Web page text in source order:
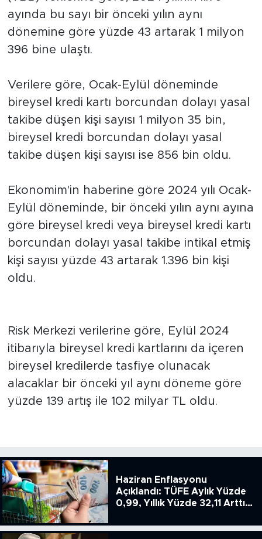
ayında bu sayı bir önceki yılın aynı
dönemine göre yüzde 43 artarak 1 milyon
396 bine ulaştı.
Verilere göre, Ocak-Eylül döneminde
bireysel kredi kartı borcundan dolayı yasal
takibe düşen kişi sayısı 1 milyon 35 bin,
bireysel kredi borcundan dolayı yasal
takibe düşen kişi sayısı ise 856 bin oldu.
Ekonomim'in haberine göre 2024 yılı Ocak-
Eylül döneminde, bir önceki yılın aynı ayına
göre bireysel kredi veya bireysel kredi kartı
borcundan dolayı yasal takibe intikal etmiş
kişi sayısı yüzde 43 artarak 1.396 bin kişi
oldu.
Risk Merkezi verilerine göre, Eylül 2024
itibarıyla bireysel kredi kartlarını da içeren
bireysel kredilerde tasfiye olunacak
alacaklar bir önceki yıl aynı döneme göre
yüzde 139 artış ile 102 milyar TL oldu.
Haziran Enflasyonu
Açıklandı: TÜFE Aylık Yüzde
0,99, Yıllık Yüzde 32,11 Arttı,
51.49
TARİH
KADIN
SİYASET
MEDYA KÖŞESİ
FOTO GALERİ
VİDEOLAR
ALINTI YAZARLAR
SOSYAL MEDYA